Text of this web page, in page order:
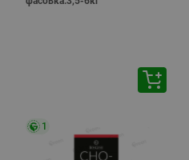
1